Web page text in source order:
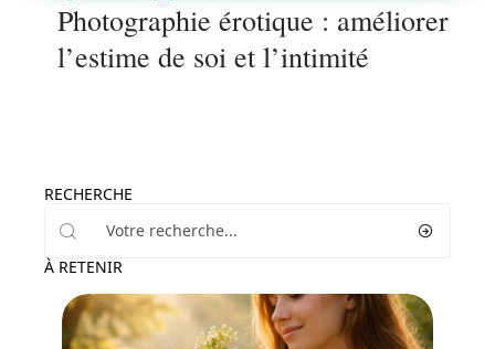
Photographie érotique : améliorer
l’estime de soi et l’intimité
RECHERCHE
À RETENIR